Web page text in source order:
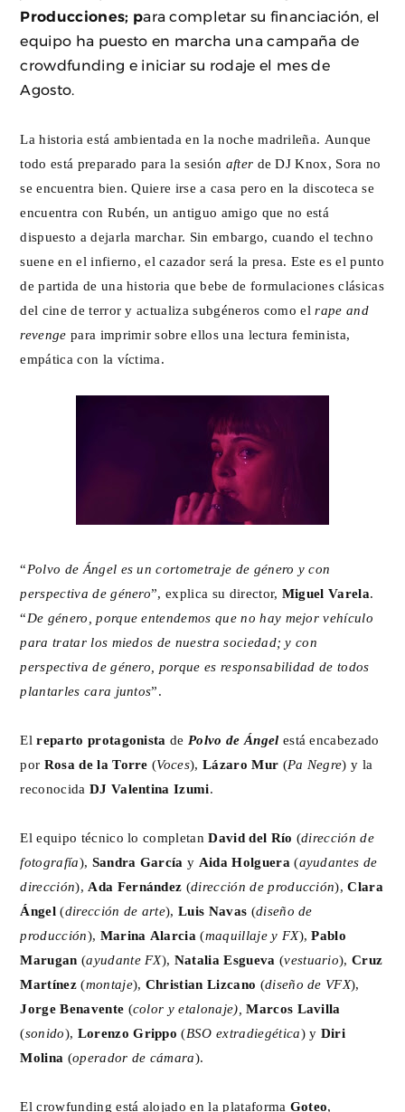
Producciones; para completar su financiación, el
equipo ha puesto en marcha una campaña de
crowdfunding e iniciar su rodaje el mes de
Agosto.
La historia está ambientada en la noche madrileña. Aunque
todo está preparado para la sesión after de DJ Knox, Sora no
se encuentra bien. Quiere irse a casa pero en la discoteca se
encuentra con Rubén, un antiguo amigo que no está
dispuesto a dejarla marchar. Sin embargo, cuando el techno
suene en el infierno, el cazador será la presa. Este es el punto
de partida de una historia que bebe de formulaciones clásicas
del cine de terror y actualiza subgéneros como elrape and
revenge para imprimir sobre ellos una lectura feminista,
empática con la víctima.
“ Polvo de Ángel es un cortometraje de género y con
perspectiva de género”, explica su director, Miguel Varela.
“ De género, porque entendemos que no hay mejor vehículo
para tratar los miedos de nuestra sociedad; y con
perspectiva de género, porque es responsabilidad de todos
plantarles cara juntos”.
El reparto protagonista de Polvo de Ángel está encabezado
por Rosa de la Torre (Voces),Lázaro Mur (Pa Negre) y la
reconocida DJ Valentina Izumi.
El equipo técnico lo completanDavid del Río (dirección de
fotografía), Sandra García y Aida Holguera (ayudantes de
dirección), Ada Fernández (dirección de producción),Clara
Ángel (dirección de arte),Luis Navas (diseño de
producción), Marina Alarcia (maquillaje y FX),Pablo
Marugan (ayudante FX), Natalia Esgueva (vestuario),Cruz
Martínez(montaje), Christian Lizcano (diseño de VFX),
Jorge Benavente (color y etalonaje),
Marcos Lavilla
(sonido), Lorenzo Grippo (BSO extradiegética) y Diri
Molina (operador de cámara).
El crowfunding está alojado en la plataforma Goteo,